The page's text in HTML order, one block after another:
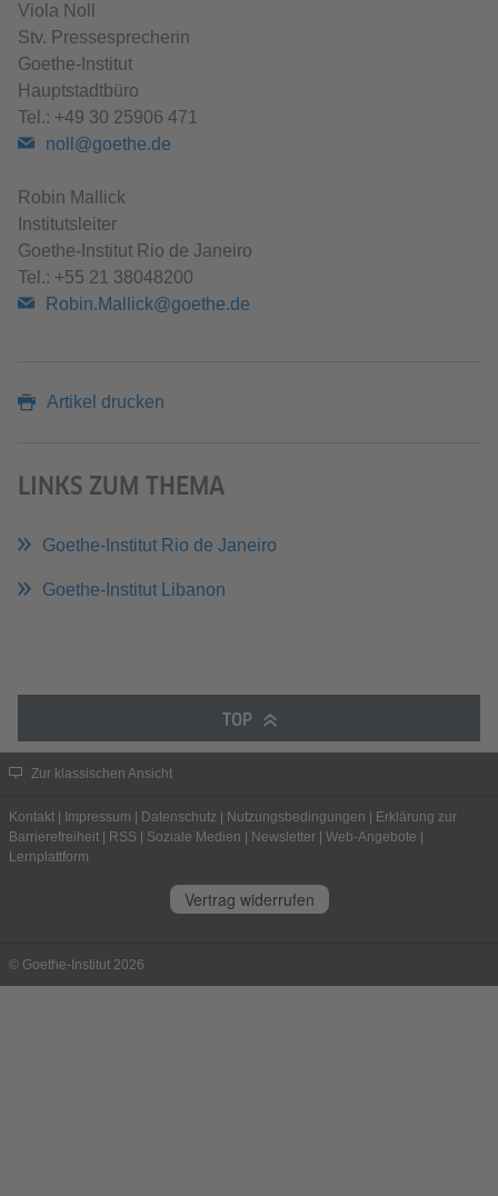
Viola Noll
Stv. Pressesprecherin
Goethe-Institut
Hauptstadtbüro
Tel.: +49 30 25906 471
noll@goethe.de
Robin Mallick
Institutsleiter
Goethe-Institut Rio de Janeiro
Tel.: +55 21 38048200
Robin.Mallick@goethe.de
Artikel drucken
LINKS ZUM THEMA
Goethe-Institut Rio de Janeiro
Goethe-Institut Libanon
TOP
Zur klassischen Ansicht
Kontakt Impressum Datenschutz Nutzungsbedingungen
Erklärung zur
Barrierefreiheit
RSS Soziale Medien Newsletter Web-Angebote
Lernplattform
Vertrag widerrufen
© Goethe-Institut 2026